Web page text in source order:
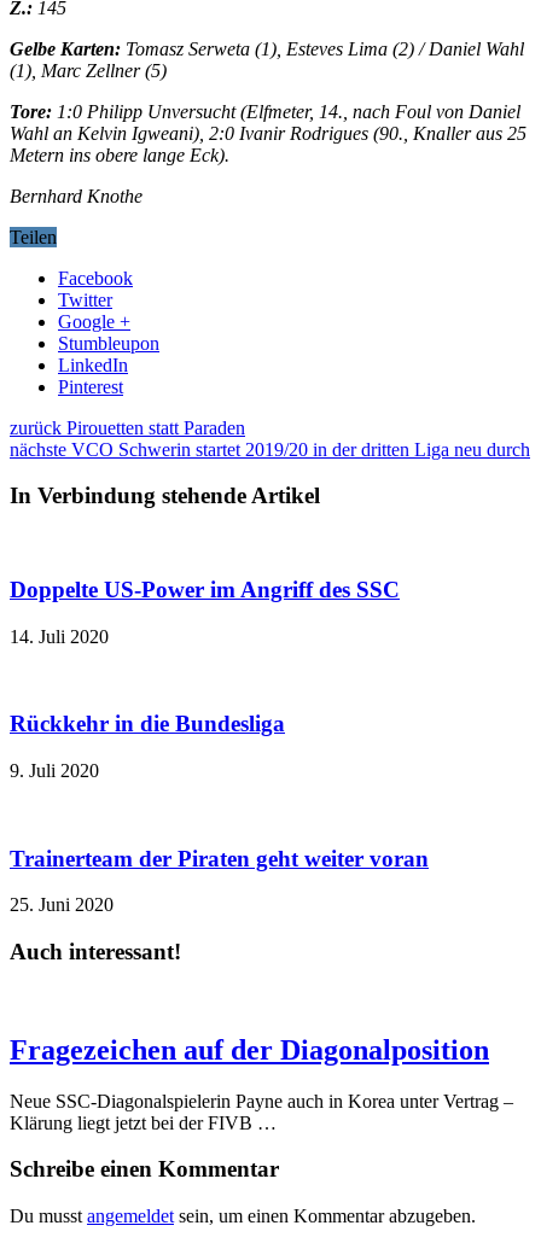
Z.: 145
Gelbe Karten: Tomasz Serweta (1), Esteves Lima (2) / Daniel Wahl
(1), Marc Zellner (5)
Tore: 1:0 Philipp Unversucht (Elfmeter, 14., nach Foul von Daniel
Wahl an Kelvin Igweani), 2:0 Ivanir Rodrigues (90., Knaller aus 25
Metern ins obere lange Eck).
Bernhard Knothe
Teilen
Facebook
Twitter
Google +
Stumbleupon
LinkedIn
Pinterest
zurück Pirouetten statt Paraden
nächste VCO Schwerin startet 2019/20 in der dritten Liga neu durch
In Verbindung stehende Artikel
Doppelte US-Power im Angriff des SSC
14. Juli 2020
Rückkehr in die Bundesliga
9. Juli 2020
Trainerteam der Piraten geht weiter voran
25. Juni 2020
Auch interessant!
Fragezeichen auf der Diagonalposition
Neue SSC-Diagonalspielerin Payne auch in Korea unter Vertrag –
Klärung liegt jetzt bei der FIVB …
Schreibe einen Kommentar
Du musst angemeldet sein, um einen Kommentar abzugeben.